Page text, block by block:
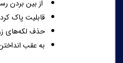
از بین بردن
قابلیت پاک
حذف لکه‌های
به عقب